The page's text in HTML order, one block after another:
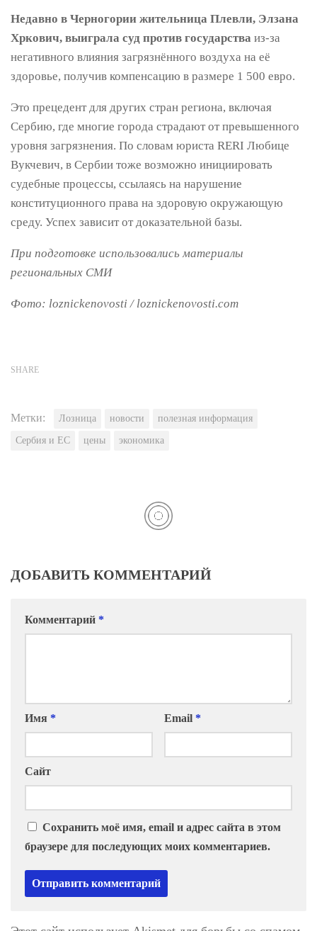
Недавно в Черногории жительница Плевли, Элзана
Хркович, выиграла суд против государства из-за
негативного влияния загрязнённого воздуха на её
здоровье, получив компенсацию в размере 1 500 евро.
Это прецедент для других стран региона, включая
Сербию, где многие города страдают от превышенного
уровня загрязнения. По словам юриста RERI Любице
Вукчевич, в Сербии тоже возможно инициировать
судебные процессы, ссылаясь на нарушение
конституционного права на здоровую окружающую
среду. Успех зависит от доказательной базы.
При подготовке использовались материалы
региональных СМИ
Фото: loznickenovosti / loznickenovosti.com
SHARE
Метки: Лозница новости полезная информация
Сербия и ЕС цены экономика
ДОБАВИТЬ КОММЕНТАРИЙ
Комментарий *
Имя * Email *
Сайт
Сохранить моё имя, email и адрес сайта в этом
браузере для последующих моих комментариев.